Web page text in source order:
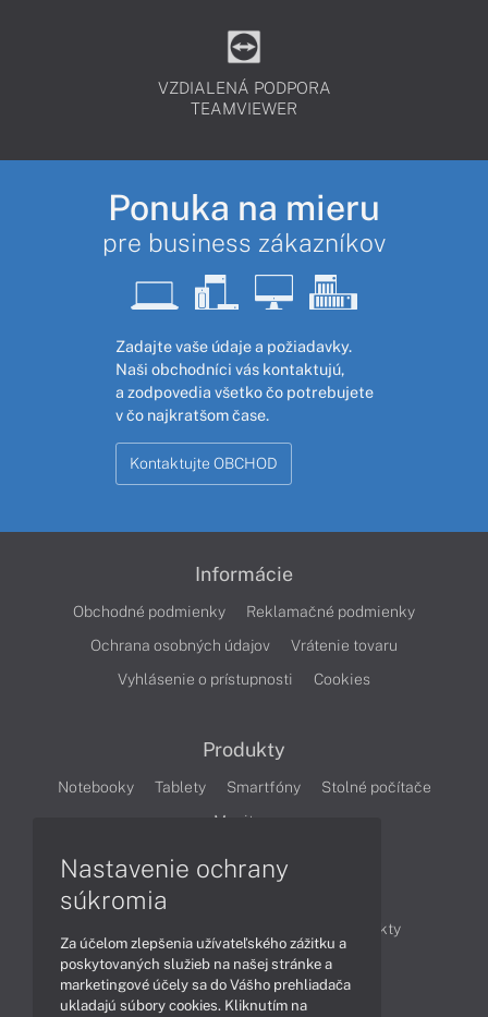
VZDIALENÁ PODPORA
TEAMVIEWER
Ponuka na mieru
pre business zákazníkov
Zadajte vaše údaje a požiadavky.
Naši obchodníci vás kontaktujú,
a zodpovedia všetko čo potrebujete
v čo najkratšom čase.
Kontaktujte OBCHOD
Informácie
Obchodné podmienky
Reklamačné podmienky
Ochrana osobných údajov
Vrátenie tovaru
Vyhlásenie o prístupnosti
Cookies
Produkty
Notebooky Tablety Smartfóny
Stolné počítače
Monitory
Produkty
Technológie
Videá
Nastavenie ochrany
súkromia
Za účelom zlepšenia užívateľského zážitku a
poskytovaných služieb na našej stránke a
marketingové účely sa do Vášho prehliadača
ukladajú súbory cookies. Kliknutím na